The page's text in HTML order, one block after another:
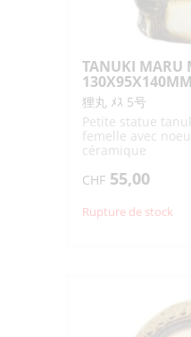
TANUKI MARU
130X95X140MM
狸丸 ﾒｽ 5号
Petite statue
femelle avec
céramique
CHF 55,00
Rupture de stock